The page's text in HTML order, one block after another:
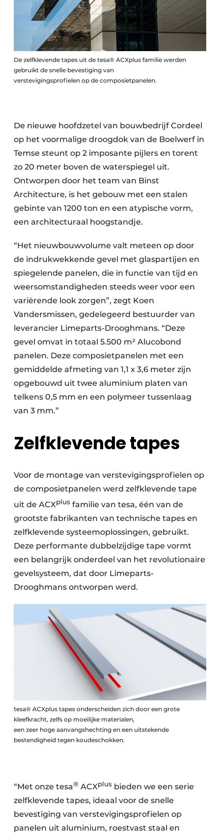
De zelfklevende tapes uit de tesa® ACXplus familie werden
gebruikt de snelle bevestiging van
verstevigingsprofielen op de composietpanelen.
De nieuwe hoofdzetel van bouwbedrijf Cordeel
op het voormalige droogdok van de Boelwerf in
Temse steunt op 2 imposante pijlers en torent
zo 20 meter boven de waterspiegel uit.
Ontworpen door het team van Binst
Architecture, is het gebouw met een stalen
gebinte van 1200 ton en een atypische vorm,
een architecturaal hoogstandje.
“Het nieuwbouwvolume valt meteen op door
de indrukwekkende gevel met glaspartijen en
spiegelende panelen, die in functie van tijd en
weersomstandigheden steeds weer voor een
variërende look zorgen”, zegt Koen
Vandersmissen, gedelegeerd bestuurder van
leverancier Limeparts-Drooghmans. “Deze
gevel omvat in totaal 5.500 m² Alucobond
panelen. Deze composietpanelen met een
gemiddelde afmeting van 1,1 x 3,6 meter zijn
opgebouwd uit twee aluminium platen van
telkens 0,5 mm en een polymeer tussenlaag
van 3 mm.”
Zelfklevende tapes
Voor de montage van verstevigingsprofielen op
de composietpanelen werd zelfklevende tape
uit de ACXplus familie van tesa, één van de
grootste fabrikanten van technische tapes en
zelfklevende systeemoplossingen, gebruikt.
Deze performante dubbelzijdige tape vormt
een belangrijk onderdeel van het revolutionaire
gevelsysteem, dat door Limeparts-
Drooghmans ontworpen werd.
tesa® ACXplus tapes onderscheiden zich door een grote
kleefkracht, zelfs op moeilijke materialen,
een zeer hoge aanvangshechting en een uitstekende
bestendigheid tegen koudeschokken.
“Met onze tesa® ACXplus bieden we een serie
zelfklevende tapes, ideaal voor de snelle
bevestiging van verstevigingsprofielen op
panelen uit aluminium, roestvast staal en